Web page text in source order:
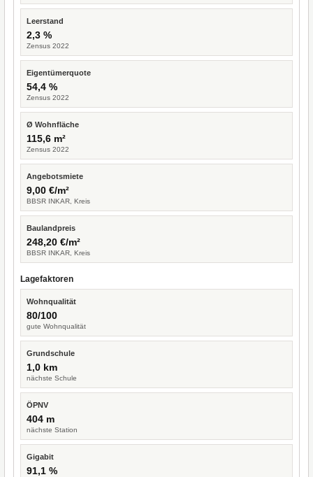
Leerstand
2,3 %
Zensus 2022
Eigentümerquote
54,4 %
Zensus 2022
Ø Wohnfläche
115,6 m²
Zensus 2022
Angebotsmiete
9,00 €/m²
BBSR INKAR, Kreis
Baulandpreis
248,20 €/m²
BBSR INKAR, Kreis
Lagefaktoren
Wohnqualität
80/100
gute Wohnqualität
Grundschule
1,0 km
nächste Schule
ÖPNV
404 m
nächste Station
Gigabit
91,1 %